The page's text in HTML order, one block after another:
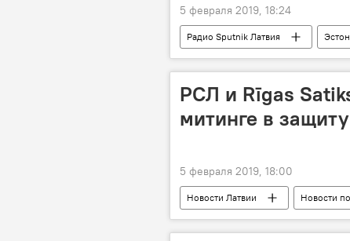
5 февраля 2019, 18:24
Радио Sputnik Латвия
Еврокомиссия
РСЛ и Rīgas
митинге в
5 февраля 2019, 18:00
Новости Латвии Новости
Rīgas satiksme
Бюро по